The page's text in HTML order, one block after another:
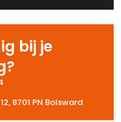
bij je
8701 PN Bolsward